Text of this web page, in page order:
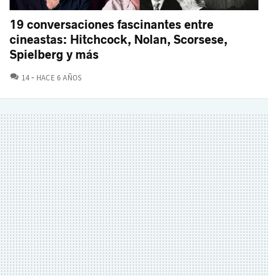
19 conversaciones fascinantes entre
cineastas: Hitchcock, Nolan, Scorsese,
Spielberg y más
14 COMENTARIOS
HACE 6 AÑOS